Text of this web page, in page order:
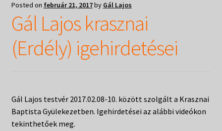
Posted on február 21, 2017by Gál Lajos
Gál Lajos krasznai
(Erdély) igehirdetései
Gál Lajos testvér 2017.02.08-10. között szolgált a Krasznai
Baptista Gyülekezetben. Igehirdetései az alábbi videókon
tekinthetőek meg.